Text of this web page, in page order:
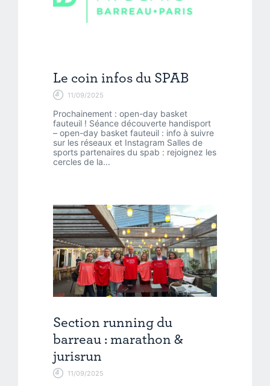
Le coin infos du SPAB
11/09/2025
Prochainement : open-day basket
fauteuil ! Séance découverte handisport
– open-day basket fauteuil : info à suivre
sur les réseaux et Instagram Salles de
sports partenaires du spab : rejoignez les
cercles de la...
Section running du
barreau : marathon &
jurisrun
11/09/2025